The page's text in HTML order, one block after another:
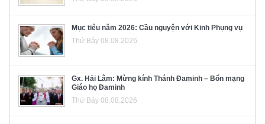
Mục tiêu năm 2026: Cầu nguyện với Kinh Phụng vụ
Thứ Bảy 08.08.2026
Gx. Hải Lâm: Mừng kính Thánh Đaminh – Bổn mạng
Giáo họ Đaminh
Thứ Bảy 08.08.2026